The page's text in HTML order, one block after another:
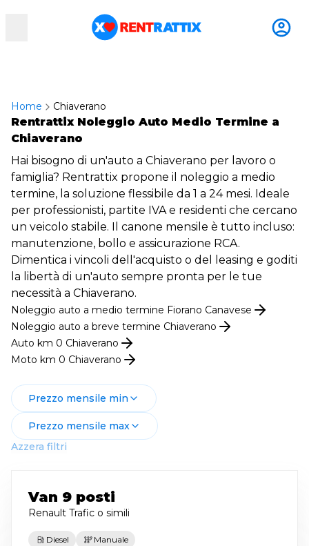
RentRattix
Home Chiaverano
Rentrattix Noleggio Auto Medio Termine a
Chiaverano
Hai bisogno di un'auto a Chiaverano per lavoro o
famiglia? Rentrattix propone il noleggio a medio
termine, la soluzione flessibile da 1 a 24 mesi. Ideale
per professionisti, partite IVA e residenti che cercano
un veicolo stabile. Il canone mensile è tutto incluso:
manutenzione, bollo e assicurazione RCA.
Dimentica i vincoli dell'acquisto o del leasing e goditi
la libertà di un'auto sempre pronta per le tue
necessità a Chiaverano.
Noleggio auto a medio termine Fiorano Canavese
Noleggio auto a breve termine Chiaverano
Auto km 0 Chiaverano
Moto km 0 Chiaverano
Prezzo mensile min
Prezzo mensile max
Azzera filtri
Van 9 posti
Renault Trafic o simili
Diesel Manuale